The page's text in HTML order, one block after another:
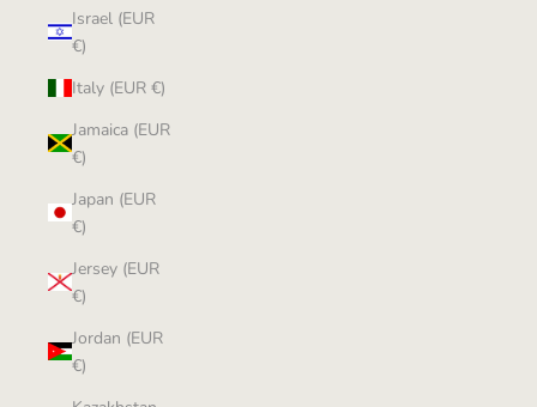
Israel (EUR
€)
Italy (EUR €)
Jamaica (EUR
€)
Japan (EUR
€)
Jersey (EUR
€)
Jordan (EUR
€)